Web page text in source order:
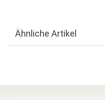
Ähnliche Artikel